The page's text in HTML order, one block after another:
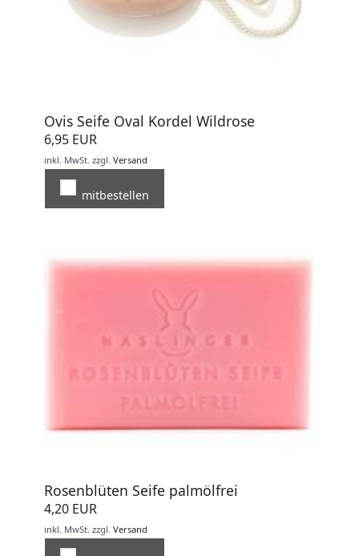
Ovis Seife Oval Kordel Wildrose
6,95 EUR
inkl. MwSt. zzgl. Versand
mitbestellen
Rosenblüten Seife palmölfrei
4,20 EUR
inkl. MwSt. zzgl. Versand